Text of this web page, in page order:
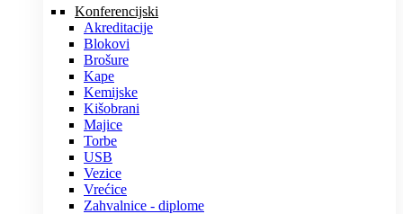
Konferencijski
Akreditacije
Blokovi
Brošure
Kape
Kemijske
Kišobrani
Majice
Torbe
USB
Vezice
Vrećice
Zahvalnice - diplome